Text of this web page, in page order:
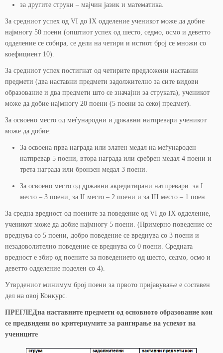
за другите струки – мајчин јазик и математика.
За средниот успех од VI до IX одделение ученикот може да добие
најмногу 50 поени (општиот успех од шесто, седмо, осмо и деветто
одделение се собира, се дели на четири и истиот број се множи со
коефициент 10).
За средниот успех постигнат од четирите предложени наставни
предмети (два наставни предмети задолжително за сите видови
образование и два предмети што се значајни за струката), ученикот
може да добие најмногу 20 поени (5 поени за секој предмет).
За освоено место од меѓународни и државни натпревари ученикот
може да добие:
За освоена прва награда или златен медал на меѓународен
натпревар 5 поени, втора награда или сребрен медал 4 поени и
трета награда или бронзен медал 3 поени.
За освоено место од државни акредитирани натпревари: за I
место – 3 поени, за II место – 2 поени и за III место – 1 поен.
За средна вредност од поените за поведение од VI до IX одделение,
ученикот може да добие најмногу 5 поени. (Примерно поведение се
вреднува со 5 поени, добро поведение се вреднува со 3 поени и
незадоволително поведение се вреднува со 0 поени. Средната
вредност е збир од поените за поведението од шесто, седмо, осмо и
деветто одделение поделен со 4).
Утврдениот минимум број поени за првото пријавување е составен
дел на овој Конкурс.
ПРЕГЛЕДна наставните предмети од основното образование кои
се предвидени во критериумите за рангирање на успехот на
учениците